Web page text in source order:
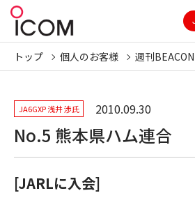
トップ 個人のお客様 週刊BEACON
JA6GXP 浅井 渉氏 2010.09.30
No.5 熊本県ハム連合
[JARLに入会]